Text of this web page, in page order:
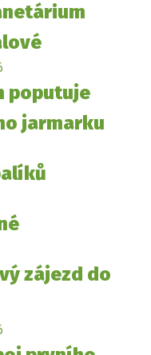
poputuje
jarmarku
zájezd do